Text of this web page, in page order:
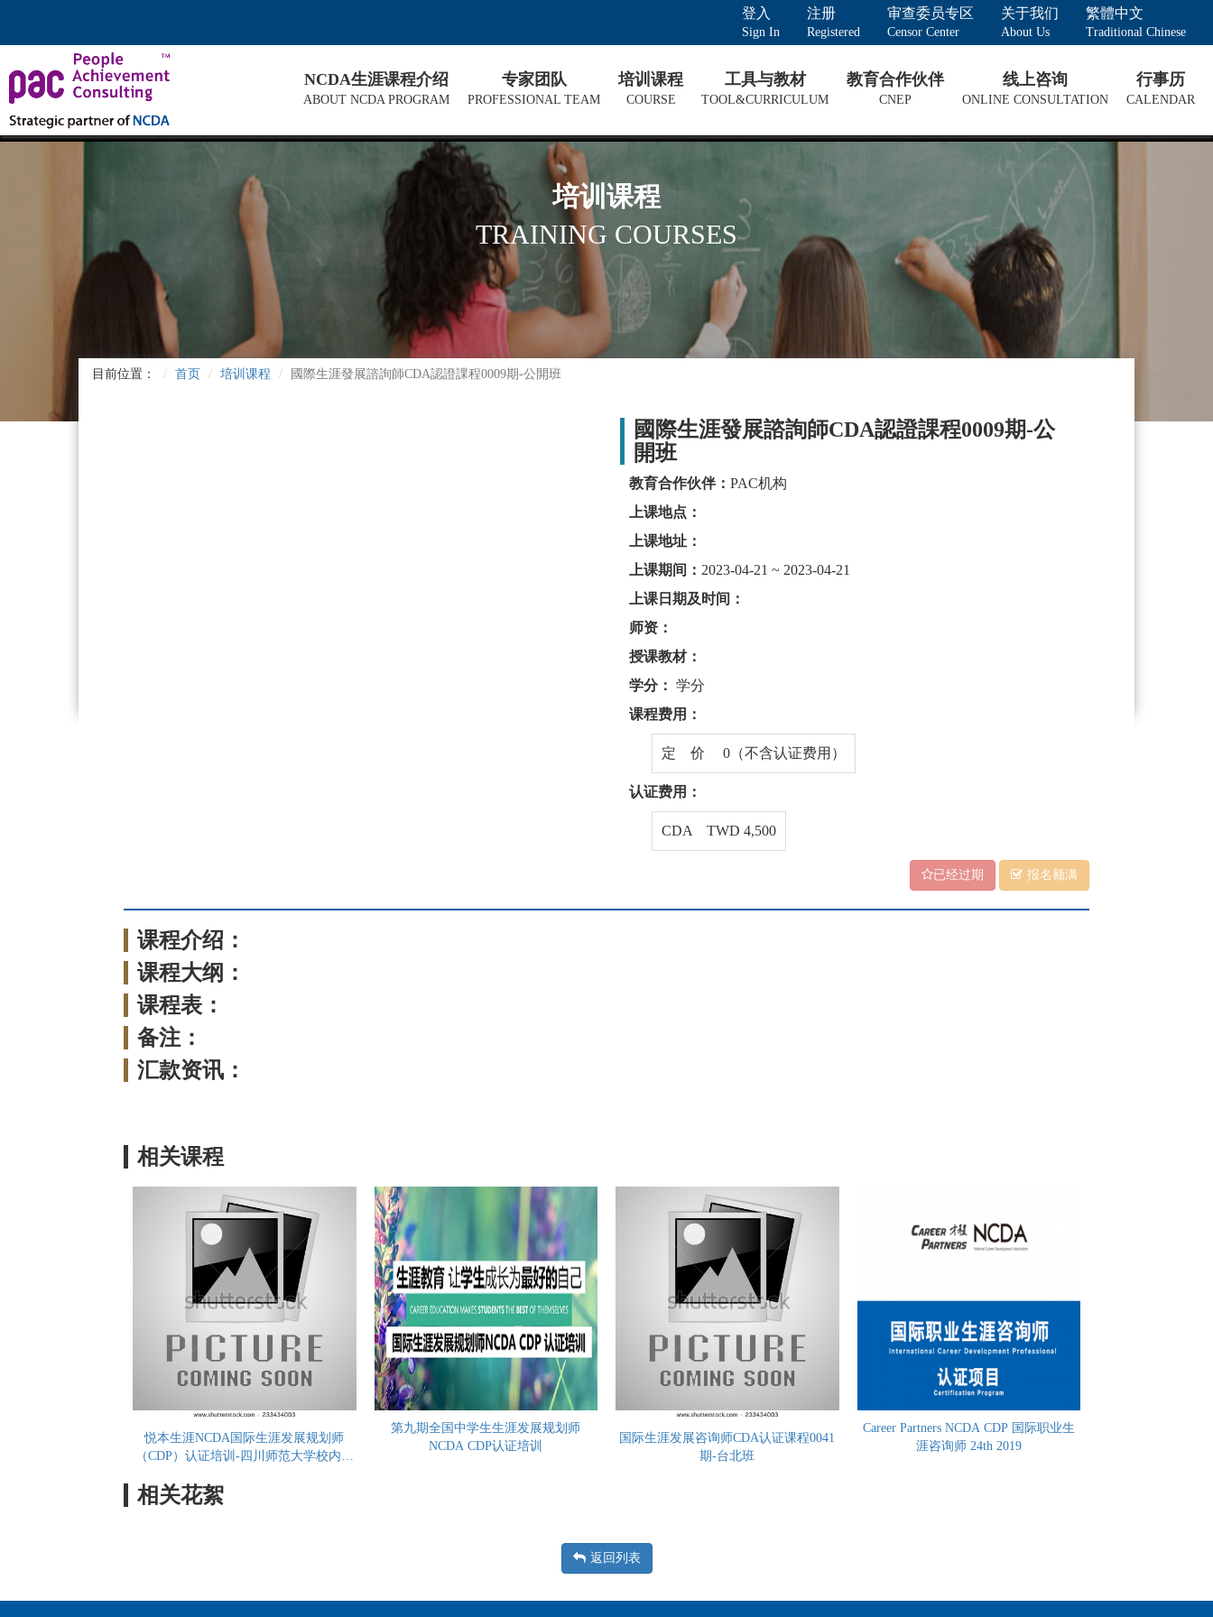
登入
Sign In
注册
Registered
审查委员专区
Censor Center
关于我们
About Us
繁體中文
Traditional Chinese
NCDA生涯课程介绍
ABOUT NCDA PROGRAM
专家团队
PROFESSIONAL TEAM
培训课程
COURSE
工具与教材
TOOL&CURRICULUM
教育合作伙伴
CNEP
线上咨询
ONLINE CONSULTATION
行事历
CALENDAR
培训课程
TRAINING COURSES
目前位置： 首页 培训课程 國際生涯發展諮詢師CDA認證課程0009期-公開班
國際生涯發展諮詢師CDA認證課程0009期-公
開班
教育合作伙伴： PAC机构
上课地点：
上课地址：
上课期间： 2023-04-21 ~ 2023-04-21
上课日期及时间：
师资：
授课教材：
学分： 学分
课程费用：
定 价 0（不含认证费用）
认证费用：
CDA TWD 4,500
已经过期 报名额满
课程介绍：
课程大纲：
课程表：
备注：
汇款资讯：
相关课程
悦本生涯NCDA国际生涯发展规划师
（CDP）认证培训-四川师范大学校内培
第九期全国中学生生涯发展规划师
NCDA CDP认证培训
国际生涯发展咨询师CDA认证课程0041
期-台北班
Career Partners NCDA CDP 国际职业生
涯咨询师 24th 2019
相关花絮
返回列表